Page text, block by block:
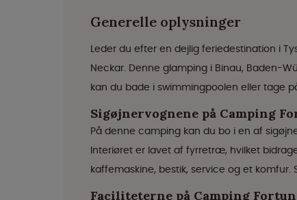
Generelle oplysninger
Leder du efter en dejlig feriedestination i
Neckar. Denne glamping i Binau, Baden-
kan du bade i swimmingpoolen eller tage
Sigøjnervognene på Camping
På denne camping kan du bo i en af
Interiøret er lavet af fyrretræ, hvilket
kaffemaskine, bestik, service og et
Faciliteterne på Camping